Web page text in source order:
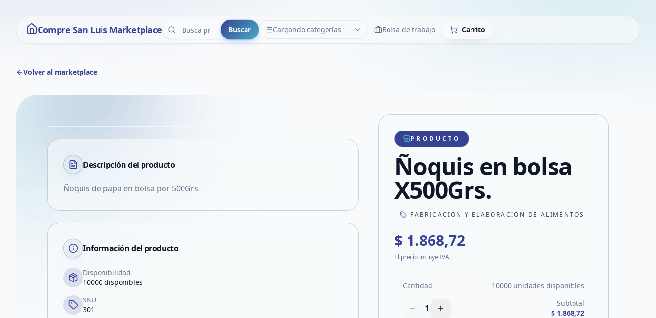
Compre San Luis Marketplace Buscar Cargando categorías
CATEGORÍAS LimpiarBolsa de trabajo Carrito
Volver al marketplace
VER EN PANTALLA COMPLETA
Compartir producto
Compartir por WhatsApp
Compartir por mail
Compartir en Facebook
Compartir en X
Descripción del producto
Ñoquis de papa en bolsa por 500Grs
Información del producto
Disponibilidad
10000 disponibles
SKU
301
PRODUCTO
Ñoquis en bolsa
X500Grs.
FABRICACIÓN Y ELABORACIÓN DE ALIMENTOS
$ 1.868,72
El precio incluye IVA.
Cantidad 10000 unidades disponibles
1
Subtotal
$ 1.868,72